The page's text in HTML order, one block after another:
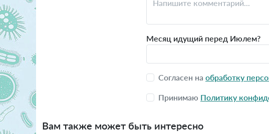
Месяц идущий перед Июлем?
Согласен на обработку
Принимаю Политику
Вам также может быть интересно